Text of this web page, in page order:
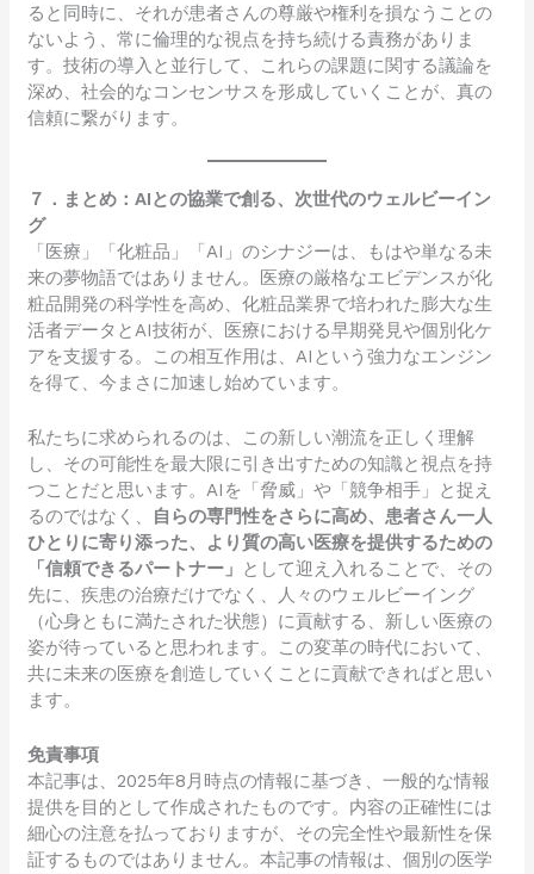
ると同時に、それが患者さんの尊厳や権利を損なうことの
ないよう、常に倫理的な視点を持ち続ける責務がありま
す。技術の導入と並行して、これらの課題に関する議論を
深め、社会的なコンセンサスを形成していくことが、真の
信頼に繋がります。
７．まとめ：AIとの協業で創る、次世代のウェルビーイン
グ
「医療」「化粧品」「AI」のシナジーは、もはや単なる未
来の夢物語ではありません。医療の厳格なエビデンスが化
粧品開発の科学性を高め、化粧品業界で培われた膨大な生
活者データとAI技術が、医療における早期発見や個別化ケ
アを支援する。この相互作用は、AIという強力なエンジン
を得て、今まさに加速し始めています。
私たちに求められるのは、この新しい潮流を正しく理解
し、その可能性を最大限に引き出すための知識と視点を持
つことだと思います。AIを「脅威」や「競争相手」と捉え
るのではなく、
自らの専門性をさらに高め、患者さん一人
ひとりに寄り添った、より質の高い医療を提供するための
「信頼できるパートナー」 として迎え入れることで、その
先に、疾患の治療だけでなく、人々のウェルビーイング
（心身ともに満たされた状態）に貢献する、新しい医療の
姿が待っていると思われます。この変革の時代において、
共に未来の医療を創造していくことに貢献できればと思い
ます。
免責事項
本記事は、2025年8月時点の情報に基づき、一般的な情報
提供を目的として作成されたものです。内容の正確性には
細心の注意を払っておりますが、その完全性や最新性を保
証するものではありません。本記事の情報は、個別の医学